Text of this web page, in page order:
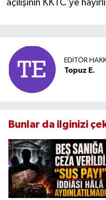
açılışının KKTC’ye
EDITÖR
Topuz E.
Bunlar da ilginizi